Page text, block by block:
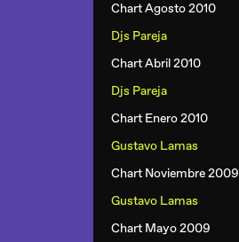
Chart Agosto 2010
Djs Pareja
Chart Abril 2010
Djs Pareja
Chart Enero 2010
Gustavo Lamas
Chart Noviembre 2009
Gustavo Lamas
Chart Mayo 2009